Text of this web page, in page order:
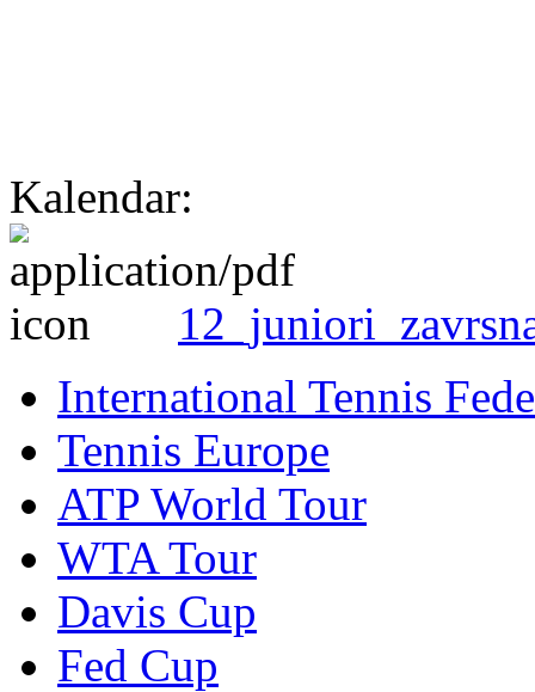
Kalendar:
International Tennis
Tennis Europe
ATP World Tour
WTA Tour
Davis Cup
Fed Cup